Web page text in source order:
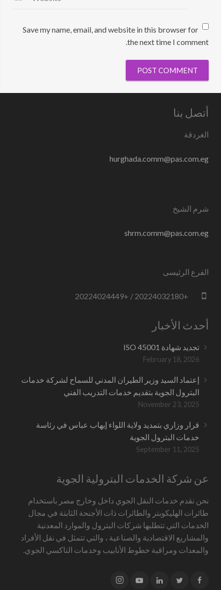
Save my name, email, and website in this browser for
the next time I comment.
أتصل بنا
الغردقة
hurghada.comm@pas.com.eg
شرم الشيخ
shrm.comm@pas.com.eg
الفرع الرئيسى
+20224032180 / +20224024449
أحدث الأخبار
تجديد شهادة ISO 45001
February 18, 2026
إعتماد السيد وزير الطيران المدني للسماح لشركة خدمات
البترول الجوية بتقديم خدمات التدريب الفني
November 23, 2025
قرار وزاري بتمديد ولاية اللواء إيهاب عباس في رئاسة
خدمات البترول الجوية
September 11, 2025
عن شركة الخدمات البترولية الجوية
نحن نقدم خدمات النقل الجوي داخل وخارج مصر باستخدام
طائرات الهليكوبتر والطائرات ذات الأجنحة الثابتة في مجال
الخدمات التي تتطلبها شركات البترول والموارد المعدنية
والمشاريع الاقتصادية والصناعية ، والتي تتمثل في نقل الأفراد
والمعدات ومراقبة خطوط الأنابيب وخدمات التاكسي الجوي.